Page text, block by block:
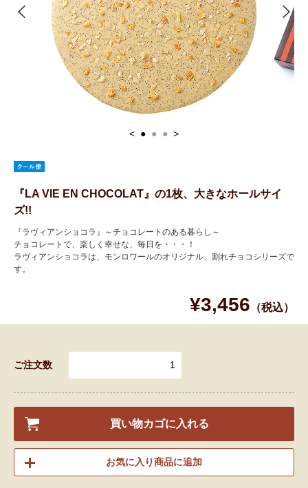
< ● ● ● >
『LA VIE EN CHOCOLAT』の1枚、大きなホールサイ
ズ!!
『ラヴィアンショコラ』～チョコレートのある暮らし～
チョコレートで、楽しく幸せな、毎日を・・・！
ラヴィアンショコラは、モンロワールのオリジナル、割れチョコシリーズで
す。
¥3,456 （税込）
ご注文数
買い物カゴに入れる
お気に入り商品に追加